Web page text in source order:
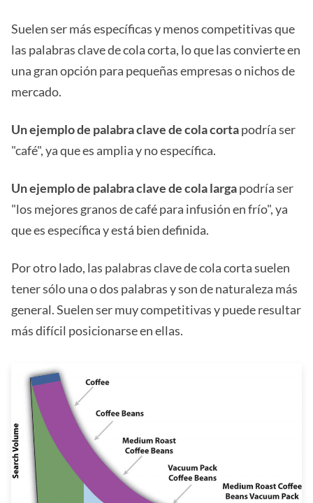
Suelen ser más específicas y menos competitivas que
las palabras clave de cola corta, lo que las convierte en
una gran opción para pequeñas empresas o nichos de
mercado.
Un ejemplo de palabra clave de cola cortapodría ser
"café", ya que es amplia y no específica.
Un ejemplo de palabra clave de cola largapodría ser
"los mejores granos de café para infusión en frío", ya
que es específica y está bien definida.
Por otro lado, las palabras clave de cola corta suelen
tener sólo una o dos palabras y son de naturaleza más
general. Suelen ser muy competitivas y puede resultar
más difícil posicionarse en ellas.